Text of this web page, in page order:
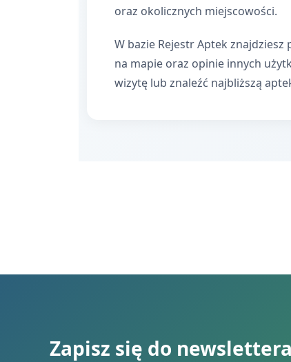
oraz okolicznych miejscowości.
W bazie Rejestr Aptek
na mapie oraz opinie innych
wizytę lub znaleźć najbliższą
Zapisz się do newslettera